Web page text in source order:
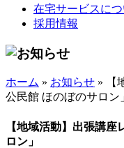
在宅サービスにつ
採用情報
ホーム » お知らせ »
公民館 ほのぼのサロン
【地域活動】出張講
ロン」